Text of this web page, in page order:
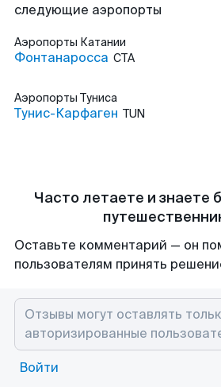
следующие аэропорты
Аэропорты Катании
Фонтанаросса CTA
Аэропорты Туниса
Тунис-Карфаген TUN
Часто летаете и знаете
Оставьте комментарий — он
пользователям принять
Войти